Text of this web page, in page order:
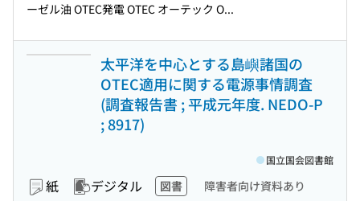
ーゼル油 OTEC発電 OTEC オーテック O...
太平洋を中心とする島嶼諸国の
OTEC適用に関する電源事情調査
(調査報告書 ; 平成元年度. NEDO-P
; 8917)
紙 デジタル 図書 障害者向け資料あり
国立国会図書館